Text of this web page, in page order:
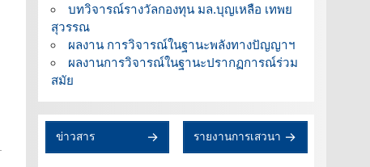
บทวิจารณ์รางวัลกองทุน มล.บุญเหลือ เทพย
สุวรรณ
ผลงาน การวิจารณ์ในฐานะพลังทางปัญญาฯ
ผลงานการวิจารณ์ในฐานะปรากฏการณ์ร่วม
สมัย
ข่าวสาร รายงานการเสวนา